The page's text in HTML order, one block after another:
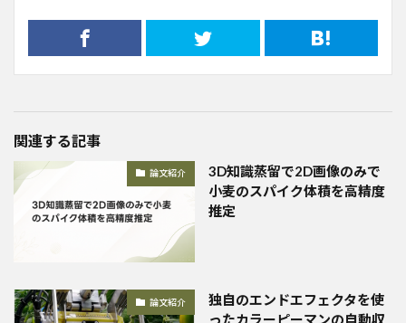
関連する記事
論文紹介
3D知識蒸留で2D画像のみで
小麦のスパイク体積を高精度
推定
論文紹介
独自のエンドエフェクタを使
ったカラーピーマンの自動収